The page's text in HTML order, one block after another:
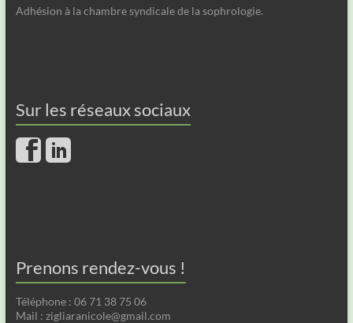
Adhésion à la chambre syndicale de la sophrologie.
Sur les réseaux sociaux
Prenons rendez-vous !
Téléphone : 06 71 38 75 06
Mail : zigliaranicole@gmail.com